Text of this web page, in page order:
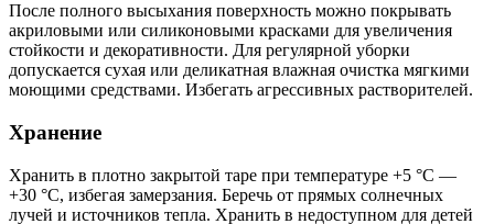
После полного высыхания поверхность можно покрывать
акриловыми или силиконовыми красками для увеличения
стойкости и декоративности. Для регулярной уборки
допускается сухая или деликатная влажная очистка мягкими
моющими средствами. Избегать агрессивных растворителей.
Хранение
Хранить в плотно закрытой таре при температуре +5 °C —
+30 °C, избегая замерзания. Беречь от прямых солнечных
лучей и источников тепла. Хранить в недоступном для детей